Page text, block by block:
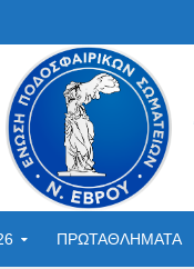
ΠΡΩΤΑΘΛΗΜΑΤΑ